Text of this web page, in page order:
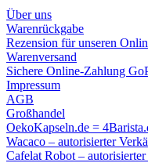
Über uns
Warenrückgabe
Rezension für unseren
Warenversand
Sichere Online-Zahlung
Impressum
AGB
Großhandel
OekoKapseln.de =
Wacaco – autorisierter
Cafelat Robot –